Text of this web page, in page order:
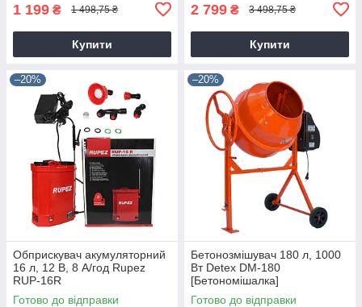
1 199 ₴ 1 498,75 ₴
Купити
2 799 ₴ 3 498,75 ₴
Купити
–20%
Обприскувач акумуляторний
16 л, 12 В, 8 А/год Rupez
RUP-16R
Готово до відправки
–20%
Бетонозмішувач 180 л, 1000
Вт Detex DM-180
[Бетономішалка]
Готово до відправки